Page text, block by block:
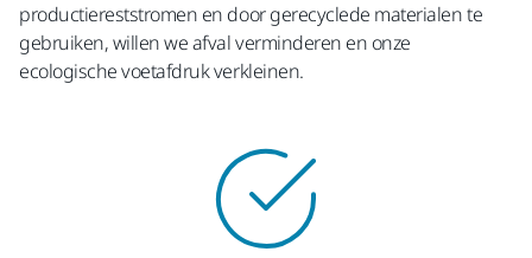
productiereststromen en door gerecyclede materialen te
gebruiken, willen we afval verminderen en onze
ecologische voetafdruk verkleinen.